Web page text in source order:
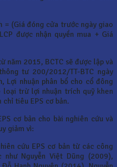
= (Giá đóng cửa trước ngày giao
được nhận quyền mua + Giá
năm 2015, BCTC sẽ được lập và
tư 200/2012/TT-BTC ngày
Lợi nhuận phân bổ cho cổ đông
loại trừ lợi nhuận trích quỹ khen
tiêu EPS cơ bản.
cơ bản cho bài nghiên cứu và
giảm vì:
cứu EPS cơ bản từ các công
Nguyễn Việt Dũng (2009),